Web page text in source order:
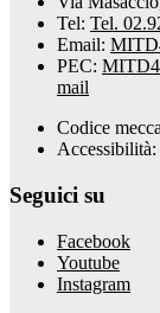
Tel: Tel.
Email:
PEC:
mail
Codice
Seguici su
Facebook
Youtube
Instagram